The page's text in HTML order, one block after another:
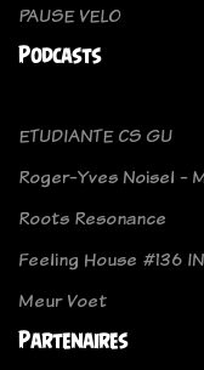
PAUSE VELO
Podcasts
ETUDIANTE CS GU
Roger-Yves Noisel -
Roots Resonance
Feeling House #136
Meur Voet
Partenaires